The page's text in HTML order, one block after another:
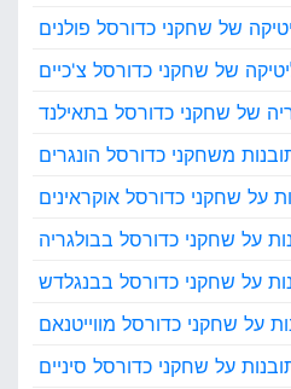
של שחקני כדורסל פולנים
של שחקני כדורסל צ'כיים
של שחקני כדורסל בתאילנד
משחקני כדורסל הונגרים
על שחקני כדורסל אוקראינים
על שחקני כדורסל בבולגריה
על שחקני כדורסל בבנגלדש
על שחקני כדורסל מווייטנאם
על שחקני כדורסל סיניים